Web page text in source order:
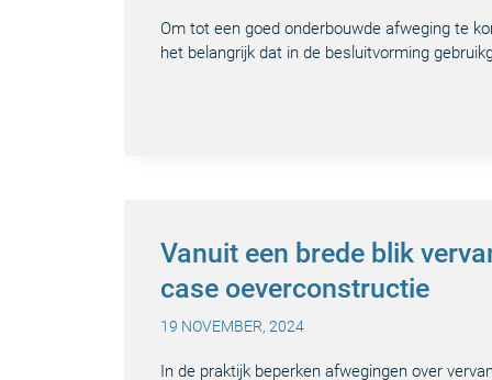
Om tot een goed onderbouwde afweging te
het belangrijk dat in de besluitvorming
Vanuit een brede blik
case oeverconstructie
19 NOVEMBER, 2024
In de praktijk beperken afwegingen over